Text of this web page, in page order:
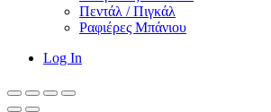
Πεντάλ / Πιγκάλ
Ραφιέρες Μπάνιου
Log In